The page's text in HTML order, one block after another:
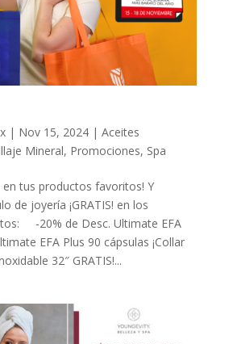
| Nov 15, 2024| Aceites
Mineral, Promociones, Spa
en tus productos favoritos! Y
de joyería ¡GRATIS! en los
-20% de Desc. Ultimate EFA
EFA Plus 90 cápsulas ¡Collar
32″ GRATIS!...